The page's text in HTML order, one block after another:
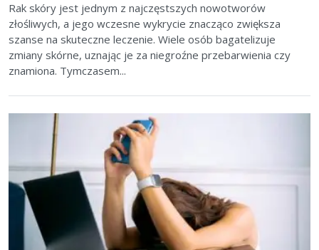
Rak skóry jest jednym z najczęstszych nowotworów
złośliwych, a jego wczesne wykrycie znacząco zwiększa
szanse na skuteczne leczenie. Wiele osób bagatelizuje
zmiany skórne, uznając je za niegroźne przebarwienia czy
znamiona. Tymczasem...